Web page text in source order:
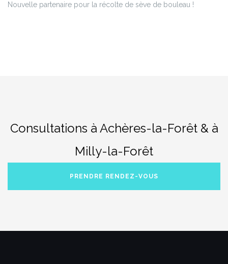
Nouvelle partenaire pour la récolte de sève de bouleau !
Consultations à Achères-la-Forêt & à
Milly-la-Forêt
PRENDRE RENDEZ-VOUS